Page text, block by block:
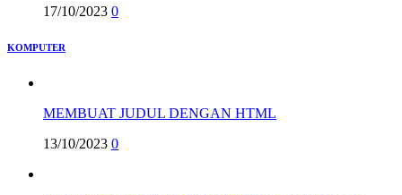
17/10/2023 0
KOMPUTER
MEMBUAT JUDUL DENGAN HTML
13/10/2023 0